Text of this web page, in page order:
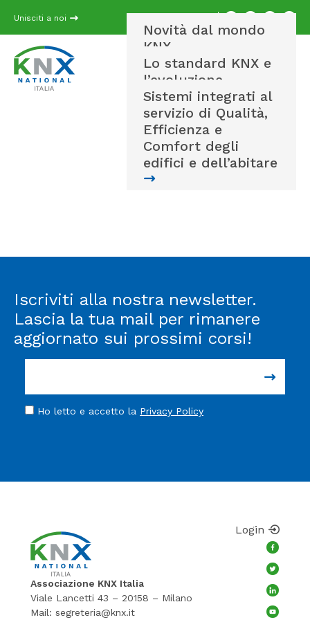
Unisciti a noi
Novità dal mondo
KNX
Lo standard KNX e
l’evoluzione
normativa
nell’automazione
degli edifici
Sistemi integrati al
servizio di Qualità,
Efficienza e
Comfort degli
edifici e dell’abitare
Iscriviti alla nostra newsletter.
Lascia la tua mail per rimanere
aggiornato sui prossimi corsi!
Ho letto e accetto la Privacy Policy
Associazione KNX Italia
Viale Lancetti 43 – 20158 – Milano
Mail: segreteria@knx.it
Login